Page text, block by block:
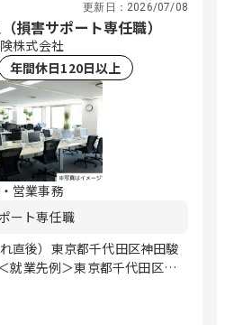
北区今2丁目9番8号 岡山県倉敷
3 広島県広島市安佐南区西
ケイ・テイ ビル3F） 山口県
中央四丁目10番11号 山口県
木本町3丁目13-9 山口県山口
2227番地4 徳島県徳島市中洲
1 愛媛県松山市生石町130-1
市杉井流21番10号 福岡県福
区御供所町1-1 （西鉄祇園ビ
北九州市小倉北区京町三丁
（ガーデンシティ小倉3階）
留米市合川町1925番1号 （中央
） 佐賀県佐賀市駅前中央1丁目
ッセイ佐賀駅前ビル4F） 熊
南区田井島1丁目7-1 宮崎県
出町2丁目1番地9 （メモリア
階北号室） 宮崎県宮崎市高千
更新日： 2026/07/08
損害サポート専任職）
株式会社
年間休日120日以上
営業事務
ート専任職
れ直後）東京都千代田区神田駿
就業先例＞東京都千代田区神